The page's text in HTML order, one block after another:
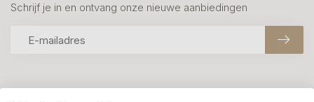
Schrijf je in en ontvang onze nieuwe aanbiedingen